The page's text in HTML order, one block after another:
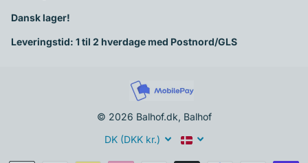
Dansk lager!
Leveringstid: 1 til 2 hverdage med Postnord/GLS
© 2026 Balhof.dk, Balhof
DK (DKK kr.)